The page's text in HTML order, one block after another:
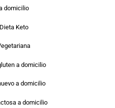
domicilio
Keto
a domicilio
a domicilio
a domicilio